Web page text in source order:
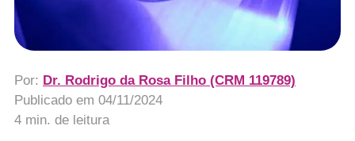
Por: Dr. Rodrigo da Rosa Filho (CRM 119789)
Publicado em 04/11/2024
4 min. de leitura